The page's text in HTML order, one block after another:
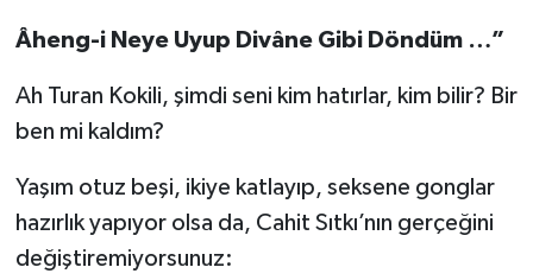
Âheng-i Neye Uyup Divâne Gibi Döndüm …”
Ah Turan Kokili, şimdi seni kim hatırlar, kim bilir? Bir
ben mi kaldım?
Yaşım otuz beşi, ikiye katlayıp, seksene gonglar
hazırlık yapıyor olsa da, Cahit Sıtkı’nın gerçeğini
değiştiremiyorsunuz: